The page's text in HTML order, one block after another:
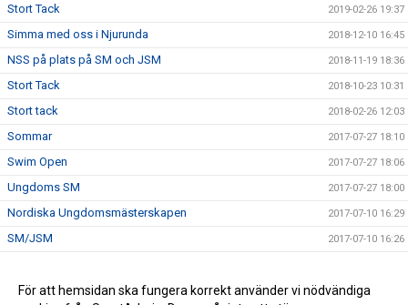
Stort Tack 2019-02-26 19:37
Simma med oss i Njurunda 2018-12-10 16:45
NSS på plats på SM och JSM 2018-11-19 18:36
Stort Tack 2018-10-23 10:31
Stort tack 2018-02-26 12:03
Sommar 2017-07-27 18:10
Swim Open 2017-07-27 18:06
Ungdoms SM 2017-07-27 18:00
Nordiska Ungdomsmästerskapen 2017-07-10 16:29
SM/JSM 2017-07-10 16:26
Ungdoms SM Guld 2017-04-21 17:11
För att hemsidan ska fungera korrekt använder vi nödvändiga